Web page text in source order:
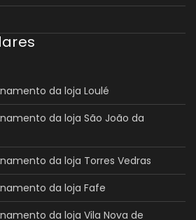
da loja Loulé
da loja São João da
da loja Torres Vedras
da loja Fafe
da loja Vila Nova de